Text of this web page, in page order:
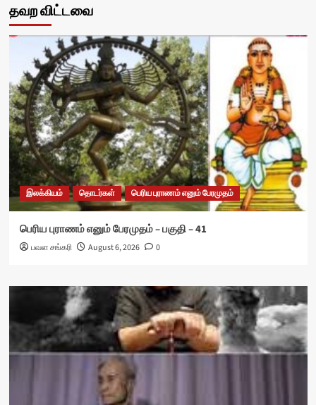
தவற விட்டவை
இலக்கியம் தொடர்கள் பெரிய புராணம் எனும் பேரமுதம்
பெரிய புராணம் எனும் பேரமுதம் – பகுதி – 41
பவள சங்கரி August 6, 2026 0